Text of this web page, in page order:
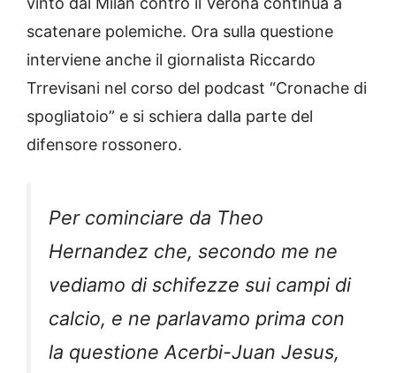
scatenare polemiche. Ora sulla questione
interviene anche il giornalista Riccardo
Trrevisani nel corso del podcast “Cronache di
spogliatoio” e si schiera dalla parte del
difensore rossonero.
Per cominciare da Theo
Hernandez che, secondo me ne
vediamo di schifezze sui campi di
calcio, e ne parlavamo prima con
la questione Acerbi-Juan Jesus,